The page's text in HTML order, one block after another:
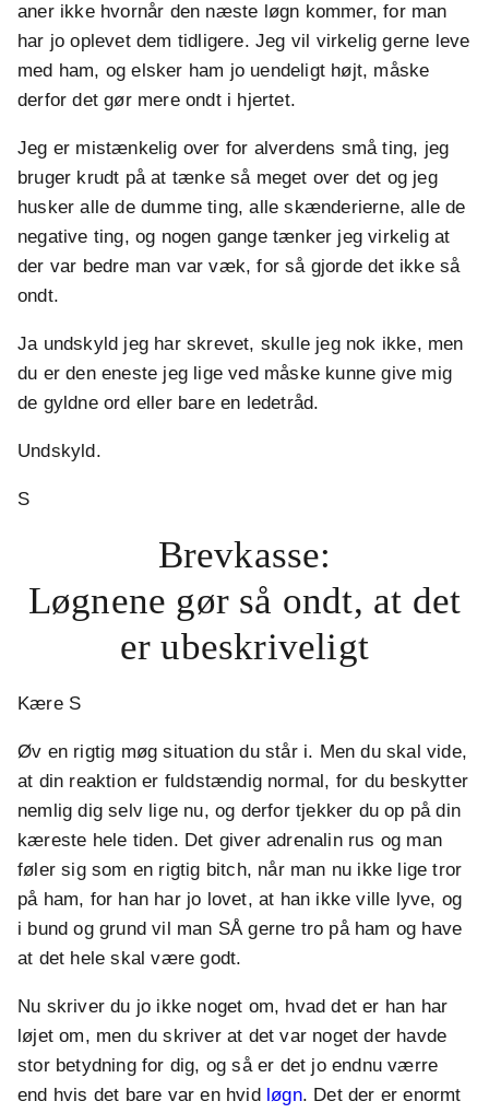
aner ikke hvornår den næste løgn kommer, for man
har jo oplevet dem tidligere. Jeg vil virkelig gerne leve
med ham, og elsker ham jo uendeligt højt, måske
derfor det gør mere ondt i hjertet.
Jeg er mistænkelig over for alverdens små ting, jeg
bruger krudt på at tænke så meget over det og jeg
husker alle de dumme ting, alle skænderierne, alle de
negative ting, og nogen gange tænker jeg virkelig at
der var bedre man var væk, for så gjorde det ikke så
ondt.
Ja undskyld jeg har skrevet, skulle jeg nok ikke, men
du er den eneste jeg lige ved måske kunne give mig
de gyldne ord eller bare en ledetråd.
Undskyld.
S
Brevkasse:
Løgnene gør så ondt, at det
er ubeskriveligt
Kære S
Øv en rigtig møg situation du står i. Men du skal vide,
at din reaktion er fuldstændig normal, for du beskytter
nemlig dig selv lige nu, og derfor tjekker du op på din
kæreste hele tiden. Det giver adrenalin rus og man
føler sig som en rigtig bitch, når man nu ikke lige tror
på ham, for han har jo lovet, at han ikke ville lyve, og
i bund og grund vil man SÅ gerne tro på ham og have
at det hele skal være godt.
Nu skriver du jo ikke noget om, hvad det er han har
løjet om, men du skriver at det var noget der havde
stor betydning for dig, og så er det jo endnu værre
end hvis det bare var en hvid løgn. Det der er enormt